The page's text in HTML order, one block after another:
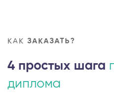
КАК ЗАКАЗАТЬ?
4 простых шага
диплома